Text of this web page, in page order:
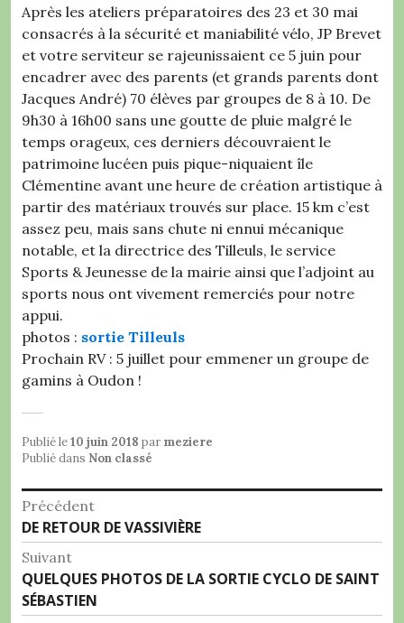
Après les ateliers préparatoires des 23 et 30 mai
consacrés à la sécurité et maniabilité vélo, JP Brevet
et votre serviteur se rajeunissaient ce 5 juin pour
encadrer avec des parents (et grands parents dont
Jacques André) 70 élèves par groupes de 8 à 10. De
9h30 à 16h00 sans une goutte de pluie malgré le
temps orageux, ces derniers découvraient le
patrimoine lucéen puis pique-niquaient île
Clémentine avant une heure de création artistique à
partir des matériaux trouvés sur place. 15 km c’est
assez peu, mais sans chute ni ennui mécanique
notable, et la directrice des Tilleuls, le service
Sports & Jeunesse de la mairie ainsi que l’adjoint au
sports nous ont vivement remerciés pour notre
appui.
photos : sortie Tilleuls
Prochain RV : 5 juillet pour emmener un groupe de
gamins à Oudon !
Publié le10 juin 2018 par meziere
Publié dans Non classé
Navigation
de
l’article
Précédent
Article
précédent :
DE RETOUR DE VASSIVIÈRE
Suivant
Article
Suivant:
QUELQUES PHOTOS DE LA SORTIE CYCLO DE SAINT
SÉBASTIEN